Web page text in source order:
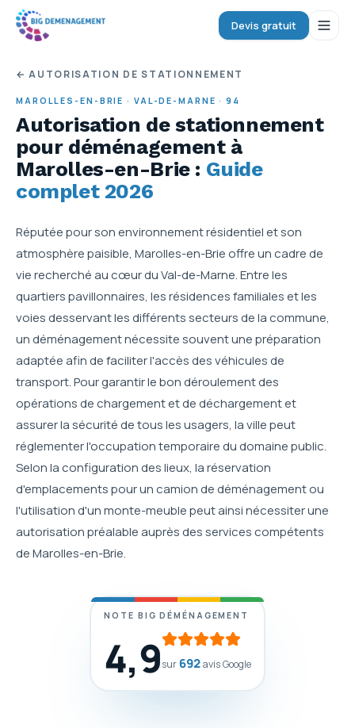
Devis gratuit
← AUTORISATION DE STATIONNEMENT
MAROLLES-EN-BRIE · VAL-DE-MARNE ·94
Autorisation de stationnement
pour déménagement à
Marolles-en-Brie: Guide
complet 2026
Réputée pour son environnement résidentiel et son
atmosphère paisible, Marolles-en-Brie offre un cadre de
vie recherché au cœur du Val-de-Marne. Entre les
quartiers pavillonnaires, les résidences familiales et les
voies desservant les différents secteurs de la commune,
un déménagement nécessite souvent une préparation
adaptée afin de faciliter l'accès des véhicules de
transport. Pour garantir le bon déroulement des
opérations de chargement et de déchargement et
assurer la sécurité de tous les usagers, la ville peut
réglementer l'occupation temporaire du domaine public.
Selon la configuration des lieux, la réservation
d'emplacements pour un camion de déménagement ou
l'utilisation d'un monte-meuble peut ainsi nécessiter une
autorisation préalable auprès des services compétents
de Marolles-en-Brie.
NOTE BIG DÉMÉNAGEMENT
4,9sur692avis Google